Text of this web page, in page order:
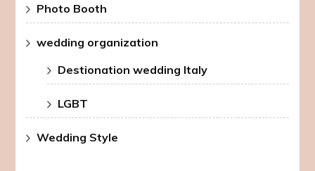
Photo Booth
wedding organization
Destionation wedding Italy
LGBT
Wedding Style